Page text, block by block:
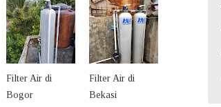
Filter Air di
Bogor
Filter Air di
Bekasi